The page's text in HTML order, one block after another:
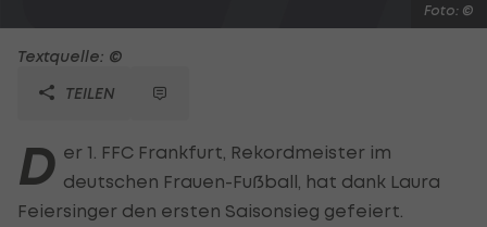
Foto: ©
Textquelle: ©
TEILEN
D er 1. FFC Frankfurt, Rekordmeister im
deutschen Frauen-Fußball, hat dank Laura
Feiersinger den ersten Saisonsieg gefeiert.